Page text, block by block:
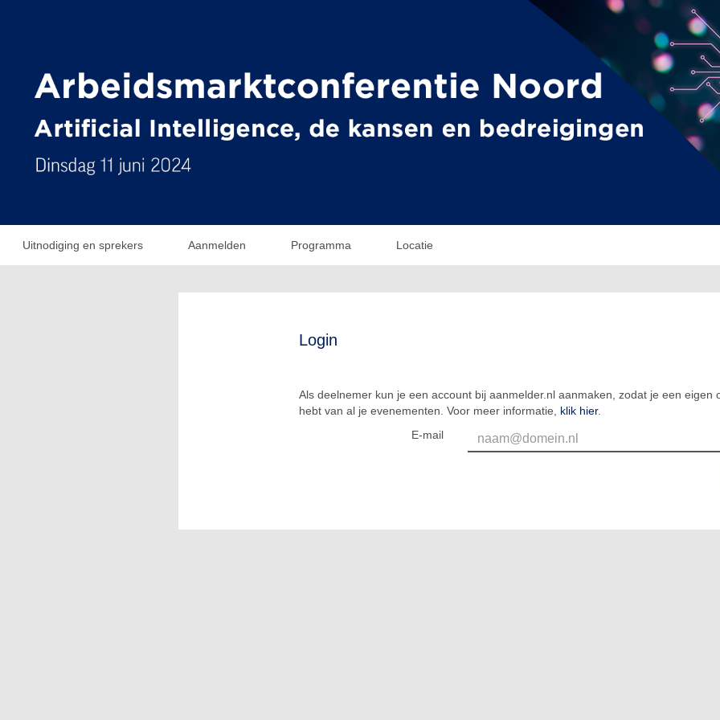
Uitnodiging en sprekers Aanmelden Programma Locatie
Login
Als deelnemer kun je een account bij aanmelder.nl aanmaken, zodat je een eigen
hebt van al je evenementen. Voor meer informatie, klik hier.
E-mail